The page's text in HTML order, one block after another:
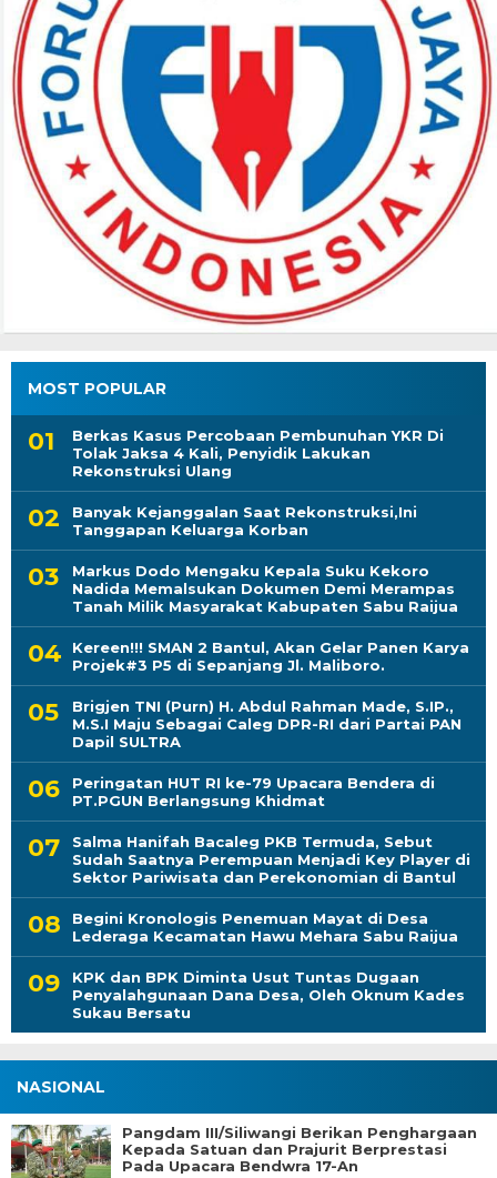
MOST POPULAR
Berkas Kasus Percobaan Pembunuhan YKR Di
Tolak Jaksa 4 Kali, Penyidik Lakukan
Rekonstruksi Ulang
Banyak Kejanggalan Saat Rekonstruksi,Ini
Tanggapan Keluarga Korban
Markus Dodo Mengaku Kepala Suku Kekoro
Nadida Memalsukan Dokumen Demi Merampas
Tanah Milik Masyarakat Kabupaten Sabu Raijua
Kereen!!! SMAN 2 Bantul, Akan Gelar Panen Karya
Projek#3 P5 di Sepanjang Jl. Maliboro.
Brigjen TNI (Purn) H. Abdul Rahman Made, S.IP.,
M.S.I Maju Sebagai Caleg DPR-RI dari Partai PAN
Dapil SULTRA
Peringatan HUT RI ke-79 Upacara Bendera di
PT.PGUN Berlangsung Khidmat
Salma Hanifah Bacaleg PKB Termuda, Sebut
Sudah Saatnya Perempuan Menjadi Key Player di
Sektor Pariwisata dan Perekonomian di Bantul
Begini Kronologis Penemuan Mayat di Desa
Lederaga Kecamatan Hawu Mehara Sabu Raijua
KPK dan BPK Diminta Usut Tuntas Dugaan
Penyalahgunaan Dana Desa, Oleh Oknum Kades
Sukau Bersatu
NASIONAL
Pangdam III/Siliwangi Berikan Penghargaan
Kepada Satuan dan Prajurit Berprestasi
Pada Upacara Bendwra 17-An